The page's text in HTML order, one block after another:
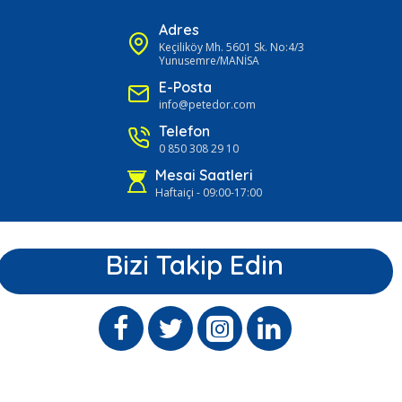
Adres
Keçiliköy Mh. 5601 Sk. No:4/3
Yunusemre/MANİSA
E-Posta
info@petedor.com
Telefon
0 850 308 29 10
Mesai Saatleri
Haftaiçi - 09:00-17:00
Bizi Takip Edin